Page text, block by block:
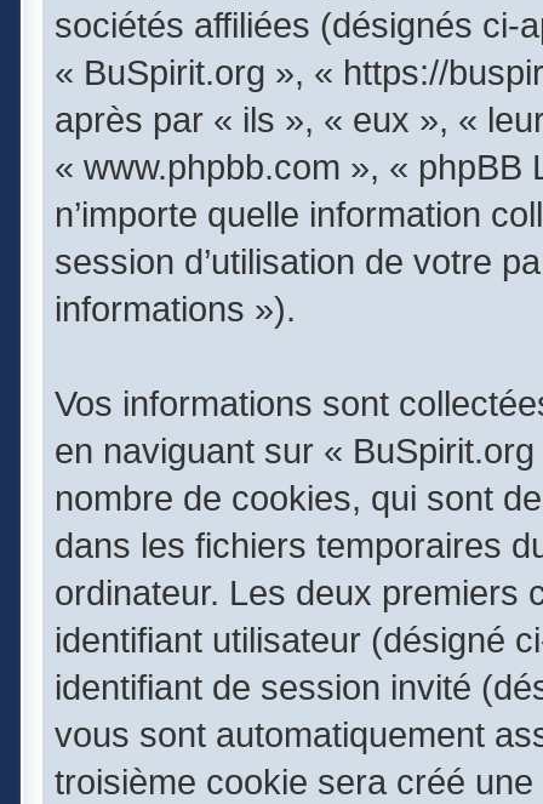
sociétés affiliées (désignés ci-
« BuSpirit.org », « https://
après par « ils », « eux », «
« www.phpbb.com », « phpBB
n’importe quelle information
session d’utilisation de votre
informations »).
Vos informations sont
en naviguant sur «
nombre de cookies, qui sont
dans les fichiers temporaires
ordinateur. Les deux premiers
identifiant utilisateur (désigné
identifiant de session invité
vous sont automatiquement
troisième cookie sera créé